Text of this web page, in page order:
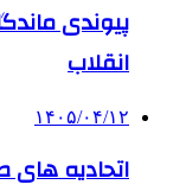
پیوندی
انقلاب
۱۴۰۵/۰۴/۱۲